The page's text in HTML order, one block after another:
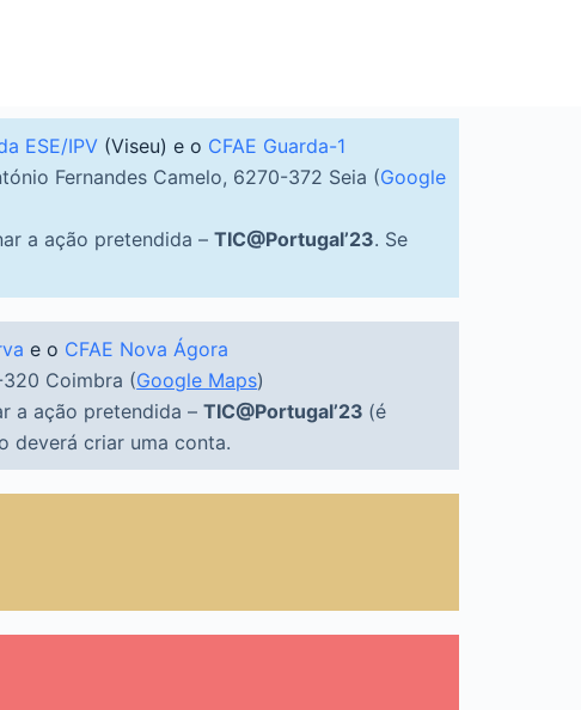
ESE/IPV (Viseu) e o CFAE Guarda-1
Fernandes Camelo, 6270-372 Seia (Google
a ação pretendida –TIC@Portugal’23. Se
e o CFAE Nova Ágora
320 Coimbra (Google Maps)
a ação pretendida –TIC@Portugal’23 (é
deverá criar uma conta.